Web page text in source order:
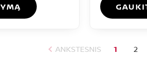
ANKSTESNIS 1 2